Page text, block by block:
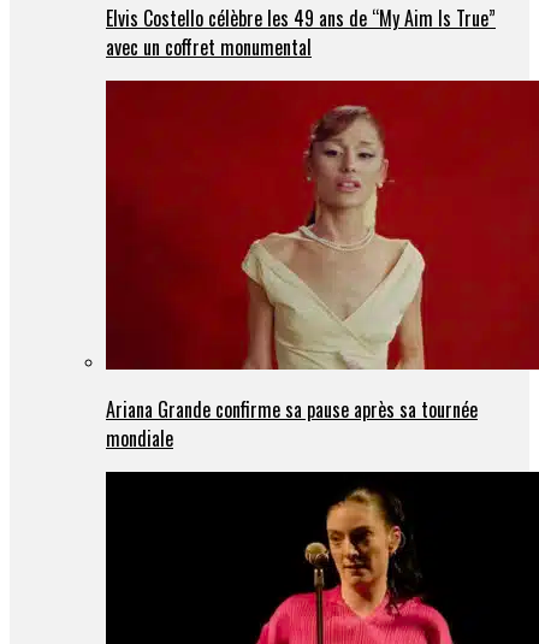
Elvis Costello célèbre les 49 ans de “My Aim Is True”
avec un coffret monumental
Ariana Grande confirme sa pause après sa tournée
mondiale